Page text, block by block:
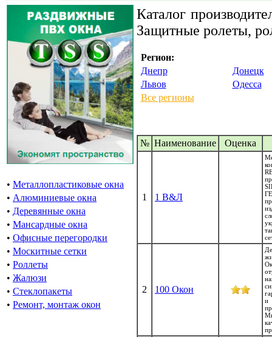
• Металлопластиковые окна
• Алюминиевые окна
• Деревянные окна
• Мансардные окна
• Офисные перегородки
• Москитные сетки
• Роллеты
• Жалюзи
• Стеклопакеты
• Ремонт, монтаж окон
Каталог
Защитные ролеты,
Регион:
Днепр
Донецк
Львов
Одесса
Все регионы
№ Наименование Oценка
1 1 В&Л
2 100 Окон
и